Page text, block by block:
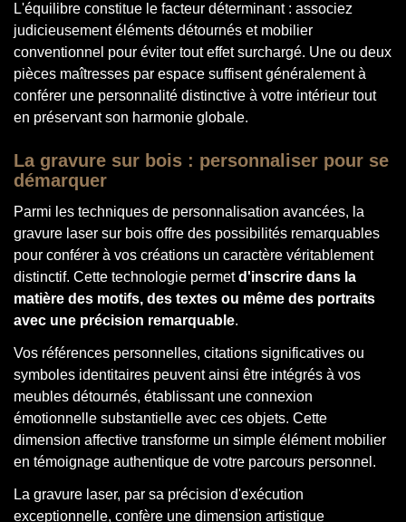
L'équilibre constitue le facteur déterminant : associez
judicieusement éléments détournés et mobilier
conventionnel pour éviter tout effet surchargé. Une ou deux
pièces maîtresses par espace suffisent généralement à
conférer une personnalité distinctive à votre intérieur tout
en préservant son harmonie globale.
La gravure sur bois : personnaliser pour se
démarquer
Parmi les techniques de personnalisation avancées, la
gravure laser sur bois offre des possibilités remarquables
pour conférer à vos créations un caractère véritablement
distinctif. Cette technologie permetd'inscrire dans la
matière des motifs, des textes ou même des portraits
avec une précision remarquable.
Vos références personnelles, citations significatives ou
symboles identitaires peuvent ainsi être intégrés à vos
meubles détournés, établissant une connexion
émotionnelle substantielle avec ces objets. Cette
dimension affective transforme un simple élément mobilier
en témoignage authentique de votre parcours personnel.
La gravure laser, par sa précision d'exécution
exceptionnelle, confère une dimension artistique